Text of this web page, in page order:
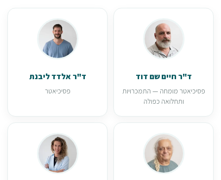
ד"ר חיים שם דוד
פסיכיאטר מומחה — התמכרויות
ותחלואה כפולה
ד"ר אלדד ליבנת
פסיכיאטר